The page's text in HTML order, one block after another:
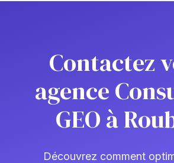
Contactez
agence
GEO à
Découvrez comment